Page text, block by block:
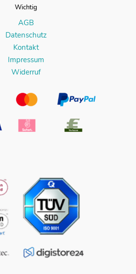
Wichtig
AGB
Datenschutz
Kontakt
Impressum
Widerruf